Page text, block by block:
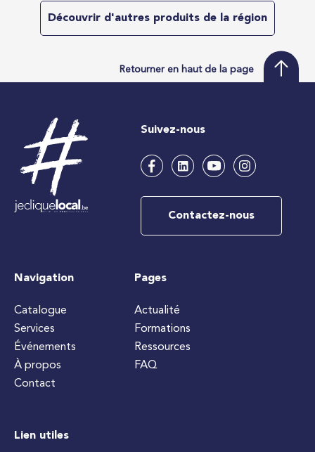
Découvrir d'autres produits de la région
Retourner en haut de la page
Suivez-nous
Contactez-nous
Navigation
Catalogue
Services
Événements
À propos
Contact
Pages
Actualité
Formations
Ressources
FAQ
Lien utiles